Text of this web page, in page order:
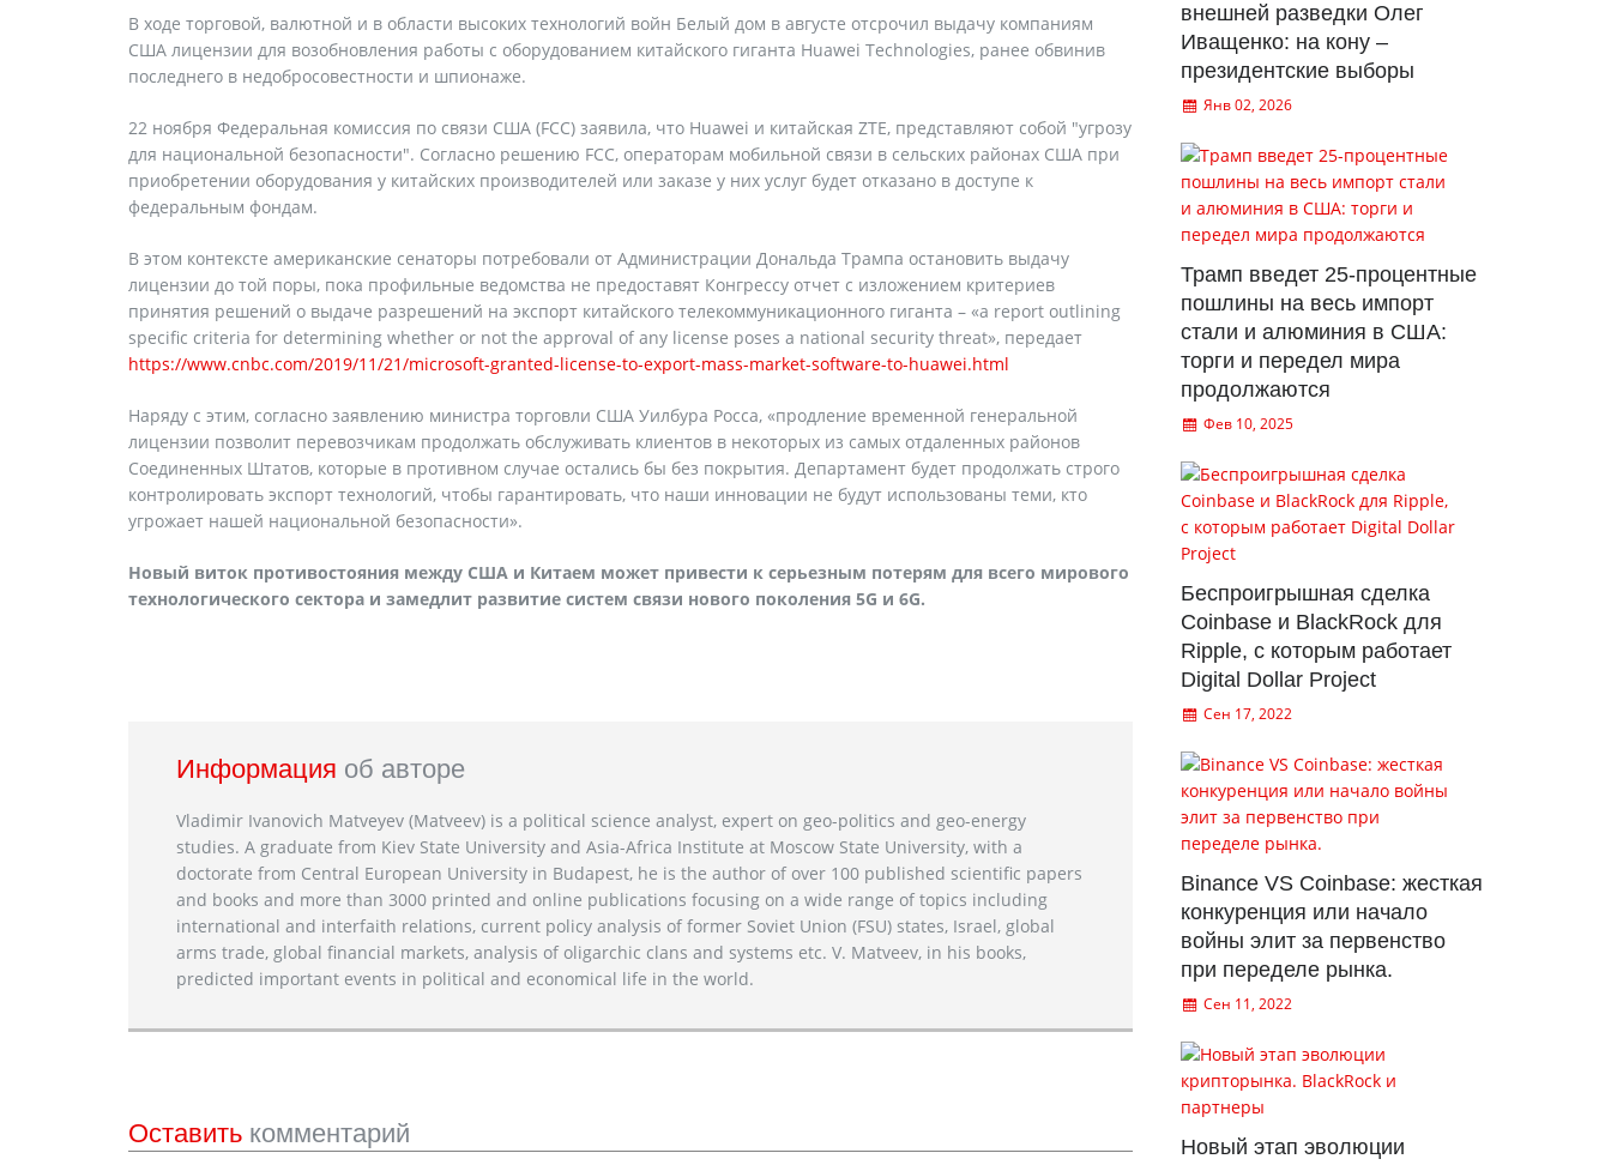
В ходе торговой, валютной и в области высоких технологий войн Белый дом в августе отсрочил выдачу компаниям
США лицензии для возобновления работы с оборудованием китайского гиганта Huawei Technologies, ранее обвинив
последнего в недобросовестности и шпионаже.
22 ноября Федеральная комиссия по связи США (FCC) заявила, что Huawei и китайская ZTE, представляют собой "угрозу
для национальной безопасности". Согласно решению FCC, операторам мобильной связи в сельских районах США при
приобретении оборудования у китайских производителей или заказе у них услуг будет отказано в доступе к
федеральным фондам.
В этом контексте американские сенаторы потребовали от Администрации Дональда Трампа остановить выдачу
лицензии до той поры, пока профильные ведомства не предоставят Конгрессу отчет с изложением критериев
принятия решений о выдаче разрешений на экспорт китайского телекоммуникационного гиганта – «a report outlining
specific criteria for determining whether or not the approval of any license poses a national security threat», передает
https://www.cnbc.com/2019/11/21/microsoft-granted-license-to-export-mass-market-software-to-huawei.html
Наряду с этим, согласно заявлению министра торговли США Уилбура Росса, «продление временной генеральной
лицензии позволит перевозчикам продолжать обслуживать клиентов в некоторых из самых отдаленных районов
Соединенных Штатов, которые в противном случае остались бы без покрытия. Департамент будет продолжать строго
контролировать экспорт технологий, чтобы гарантировать, что наши инновации не будут использованы теми, кто
угрожает нашей национальной безопасности».
Новый виток противостояния между США и Китаем может привести к серьезным потерям для всего мирового
технологического сектора и замедлит развитие систем связи нового поколения 5G и 6G.
Информация об авторе
Vladimir Ivanovich Matveyev (Matveev) is a political science analyst, expert on geo-politics and geo-energy
studies. A graduate from Kiev State University and Asia-Africa Institute at Moscow State University, with a
doctorate from Central European University in Budapest, he is the author of over 100 published scientific papers
and books and more than 3000 printed and online publications focusing on a wide range of topics including
international and interfaith relations, current policy analysis of former Soviet Union (FSU) states, Israel, global
arms trade, global financial markets, analysis of oligarchic clans and systems etc. V. Matveev, in his books,
predicted important events in political and economical life in the world.
Оставить комментарий
внешней разведки Олег
Иващенко: на кону –
президентские выборы
Янв 02, 2026
Трамп введет 25-процентные
пошлины на весь импорт
стали и алюминия в США:
торги и передел мира
продолжаются
Фев 10, 2025
Беспроигрышная сделка
Coinbase и BlackRock для
Ripple, с которым работает
Digital Dollar Project
Сен 17, 2022
Binance VS Coinbase: жесткая
конкуренция или начало
войны элит за первенство
при переделе рынка.
Сен 11, 2022
Новый этап эволюции